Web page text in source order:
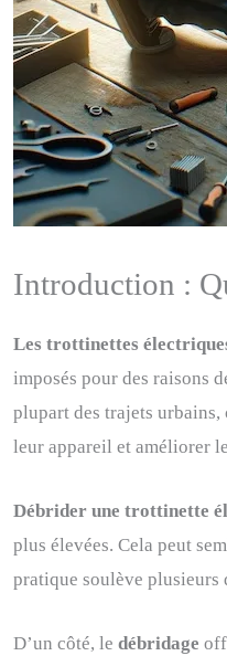
Introduction :
Les trottinettes
imposés pour des raisons
plupart des trajets
leur appareil et améliorer
Débrider une trottinette
plus élevées. Cela peut
pratique soulève plusieurs
D’un côté, ledébridage